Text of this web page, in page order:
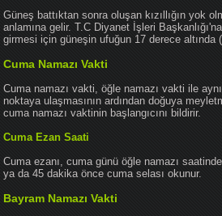
Güneş battıktan sonra oluşan kızıllığın yok
anlamına gelir. T.C Diyanet İşleri
girmesi için güneşin ufuğun 17 derece altında
Cuma Namazı Vakti
Cuma namazı vakti, öğle namazı vakti ile
noktaya ulaşmasının ardından doğuya
cuma namazı vaktinin başlangıcını bildirir.
Cuma Ezan Saati
Cuma ezanı, cuma günü öğle namazı
ya da 45 dakika önce cuma selası okunur.
Bayram Namazı Vakti